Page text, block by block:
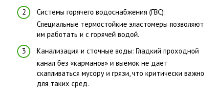
Системы горячего водоснабжения (ГВС):
Специальные термостойкие эластомеры позволяют
им работать и с горячей водой.
Канализация и сточные воды: Гладкий проходной
канал без «карманов» и выемок не дает
скапливаться мусору и грязи, что критически важно
для таких сред.